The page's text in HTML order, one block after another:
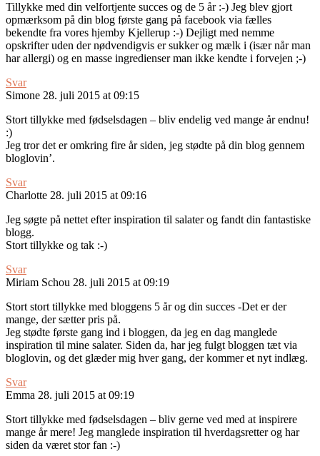
Tillykke med din velfortjente succes og de 5 år :-) Jeg blev gjort
opmærksom på din blog første gang på facebook via fælles
bekendte fra vores hjemby Kjellerup :-) Dejligt med nemme
opskrifter uden der nødvendigvis er sukker og mælk i (især når man
har allergi) og en masse ingredienser man ikke kendte i forvejen ;-)
Svar
Simone 28. juli 2015 at 09:15
Stort tillykke med fødselsdagen – bliv endelig ved mange år endnu!
:)
Jeg tror det er omkring fire år siden, jeg stødte på din blog gennem
bloglovin’.
Svar
Charlotte 28. juli 2015 at 09:16
Jeg søgte på nettet efter inspiration til salater og fandt din fantastiske
blogg.
Stort tillykke og tak :-)
Svar
Miriam Schou 28. juli 2015 at 09:19
Stort stort tillykke med bloggens 5 år og din succes -Det er der
mange, der sætter pris på.
Jeg stødte første gang ind i bloggen, da jeg en dag manglede
inspiration til mine salater. Siden da, har jeg fulgt bloggen tæt via
bloglovin, og det glæder mig hver gang, der kommer et nyt indlæg.
Svar
Emma 28. juli 2015 at 09:19
Stort tillykke med fødselsdagen – bliv gerne ved med at inspirere
mange år mere! Jeg manglede inspiration til hverdagsretter og har
siden da været stor fan :-)